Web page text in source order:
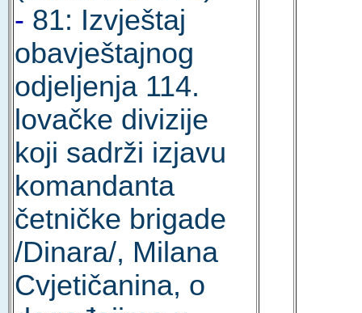
- 81: Izvještaj
obavještajnog
odjeljenja 114.
lovačke divizije
koji sadrži izjavu
komandanta
četničke brigade
/Dinara/, Milana
Cvjetičanina, o